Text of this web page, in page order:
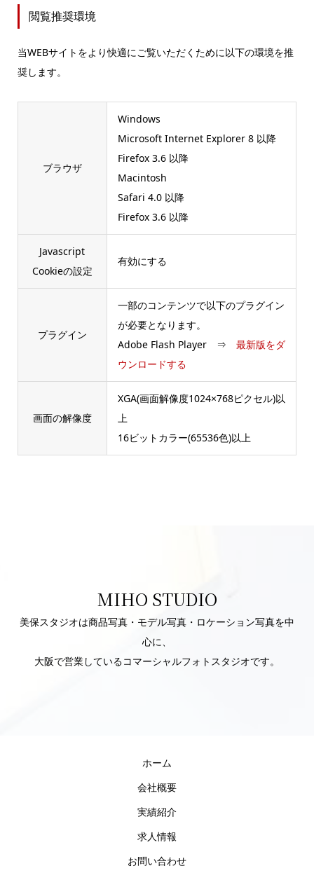
閲覧推奨環境
当WEBサイトをより快適にご覧いただくために以下の環境を推
奨します。
ブラウザ
Windows
Microsoft Internet Explorer 8 以降
Firefox 3.6 以降
Macintosh
Safari 4.0 以降
Firefox 3.6 以降
Javascript
Cookieの設定
有効にする
プラグイン
一部のコンテンツで以下のプラグイン
が必要となります。
Adobe Flash Player ⇒ 最新版をダ
ウンロードする
画面の解像度
XGA(画面解像度1024×768ピクセル)以
上
16ビットカラー(65536色)以上
MIHO STUDIO
美保スタジオは商品写真・モデル写真・ロケーション写真を中
心に、
大阪で営業しているコマーシャルフォトスタジオです。
ホーム
会社概要
実績紹介
求人情報
お問い合わせ